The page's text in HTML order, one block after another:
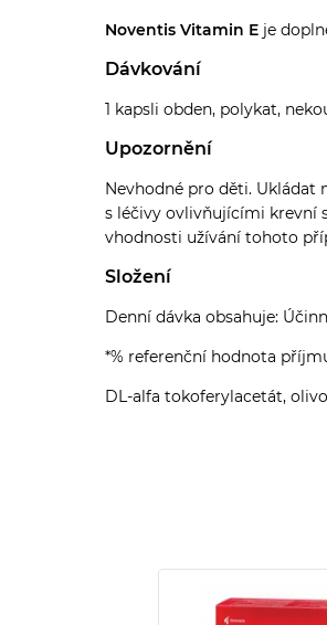
Noventis Vitamin E je
Dávkování
1 kapsli obden, polykat,
Upozornění
Nevhodné pro děti. Ukládat
s léčivy ovlivňujícími krevní
vhodnosti užívání tohoto
Složení
Denní dávka obsahuje:
*% referenční hodnota
DL-alfa tokoferylacetát,